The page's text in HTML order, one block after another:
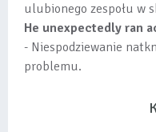
ulubionego zespołu w
He unexpectedly ran
- Niespodziewanie
problemu.